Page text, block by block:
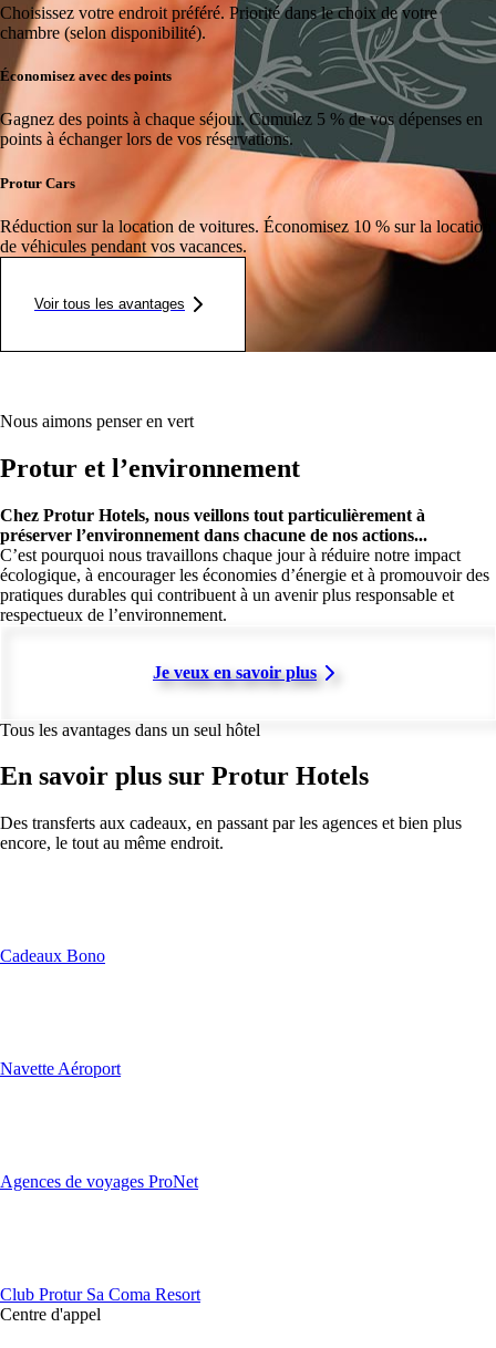
Choisissez votre endroit préféré. Priorité dans le choix de votre
chambre (selon disponibilité).
Économisez avec des points
Gagnez des points à chaque séjour. Cumulez 5 % de vos dépenses en
points à échanger lors de vos réservations.
Protur Cars
Réduction sur la location de voitures. Économisez 10 % sur la location
de véhicules pendant vos vacances.
Voir tous les avantages
Nous aimons penser en vert
Protur et l’environnement
Chez Protur Hotels, nous veillons tout particulièrement à
préserver l’environnement dans chacune de nos actions...
C’est pourquoi nous travaillons chaque jour à réduire notre impact
écologique, à encourager les économies d’énergie et à promouvoir des
pratiques durables qui contribuent à un avenir plus responsable et
respectueux de l’environnement.
Je veux en savoir plus
Tous les avantages dans un seul hôtel
En savoir plus sur Protur Hotels
Des transferts aux cadeaux, en passant par les agences et bien plus
encore, le tout au même endroit.
Cadeaux Bono
Navette Aéroport
Agences de voyages ProNet
Club Protur Sa Coma Resort
Centre d'appel